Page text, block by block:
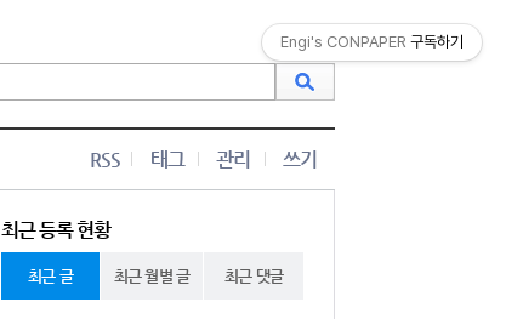
RSS 태그 관리 쓰기
최근 등록 현황
최근 글 최근 월별 글 최근 댓글
Engi's CONPAPER 구독하기